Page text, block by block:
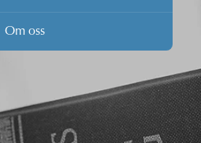
Om oss